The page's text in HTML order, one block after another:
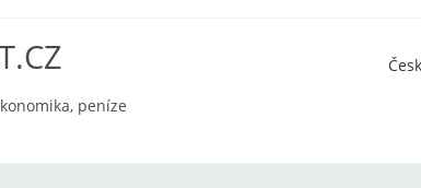
peníze